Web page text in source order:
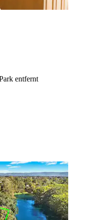
entfernt